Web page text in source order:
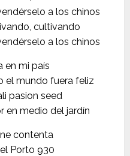
a los chinos
cultivando
a los chinos
en mi país
el mundo fuera feliz
pasion seed
en medio del jardín
contenta
Porto 930